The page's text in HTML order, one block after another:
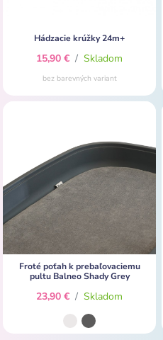
Hádzacie krúžky 24m+
15,90 € / Skladom
bez barevných variant
Froté poťah k prebaľovaciemu
pultu Balneo Shady Grey
23,90 € / Skladom